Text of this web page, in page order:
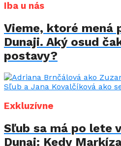
Iba u nás
Vieme, ktoré mená
Dunaji. Aký osud
postavy?
Exkluzívne
Sľub sa má po lete
Dunaj: Kedy